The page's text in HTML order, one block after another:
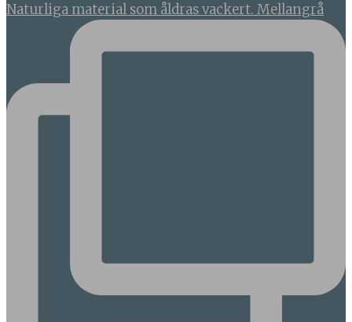
Naturliga material som åldras vackert. Mellangrå